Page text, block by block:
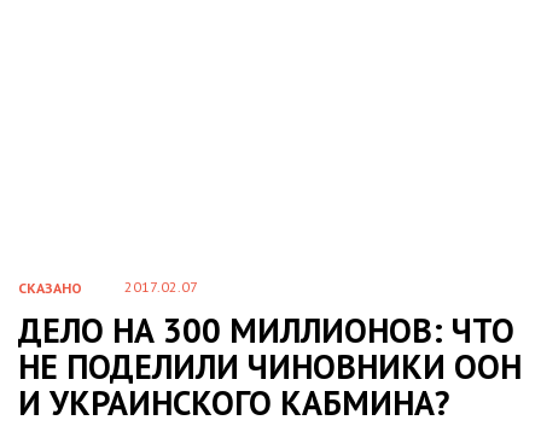
СКАЗАНО 2017.02.07
ДЕЛО НА 300 МИЛЛИОНОВ: ЧТО
НЕ ПОДЕЛИЛИ ЧИНОВНИКИ ООН
И УКРАИНСКОГО КАБМИНА?